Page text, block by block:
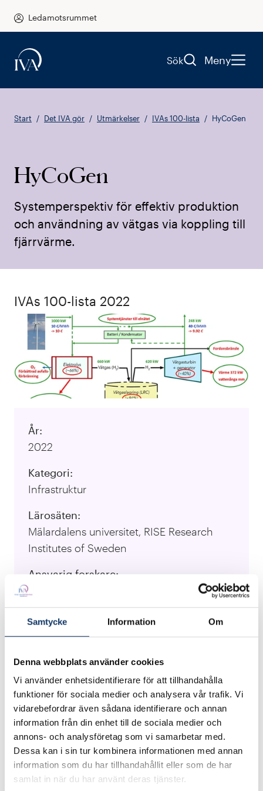
Samtycke Information Om
Denna webbplats använder cookies
Vi använder enhetsidentifierare för att tillhandahålla
funktioner för sociala medier och analysera vår trafik. Vi
vidarebefordrar även sådana identifierare och annan
information från din enhet till de sociala medier och
annons- och analysföretag som vi samarbetar med.
Dessa kan i sin tur kombinera informationen med annan
information som du har tillhandahållit eller som de har
samlat in när du har använt deras tjänster.
Ledamotsrummet
Sök Meny
Start Det IVA gör Utmärkelser IVAs 100-lista HyCoGen
HyCoGen
Systemperspektiv för effektiv produktion
och användning av vätgas via koppling till
fjärrvärme.
IVAs 100-lista 2022
År:
2022
Kategori:
Infrastruktur
Lärosäten:
Mälardalens universitet, RISE Research
Institutes of Sweden
Ansvarig forskare:
Anders Wickström, Jenny Lindborg,
Annika Carlson, Anders Lundblad , Axel
Nordin Fürdös, Mats Goldberg, Bengt
Stridh, Pietro Campana
Besök projektets webbplats
Vätgas ses som en möjliggörare för att lagra
volatil elproduktion, samtidigt som vätgas kan
ersätta fossila bränslen i vissa processer. Tidigare
rapporter har dock kommit fram till att
produktion och lagring av vätgas för senare